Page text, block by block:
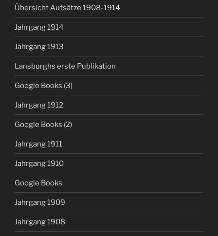
Übersicht Aufsätze 1908-1914
Jahrgang 1914
Jahrgang 1913
Lansburghs erste Publikation
Google Books (3)
Jahrgang 1912
Google Books (2)
Jahrgang 1911
Jahrgang 1910
Google Books
Jahrgang 1909
Jahrgang 1908